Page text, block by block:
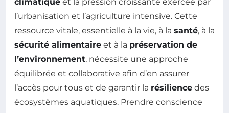
l’urbanisation et l’agriculture intensive. Cette
ressource vitale, essentielle à la vie, à la santé, à la
sécurité alimentaire et à la préservation de
l’environnement, nécessite une approche
équilibrée et collaborative afin d’en assurer
l’accès pour tous et de garantir la résilience des
écosystèmes aquatiques. Prendre conscience